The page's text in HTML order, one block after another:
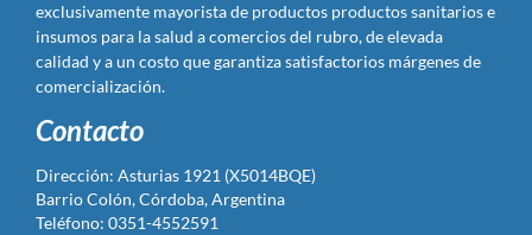
exclusivamente mayorista de productos productos sanitarios e
insumos para la salud a comercios del rubro, de elevada
calidad y a un costo que garantiza satisfactorios márgenes de
comercialización.
Contacto
Dirección: Asturias 1921 (X5014BQE)
Barrio Colón, Córdoba, Argentina
Teléfono: 0351-4552591